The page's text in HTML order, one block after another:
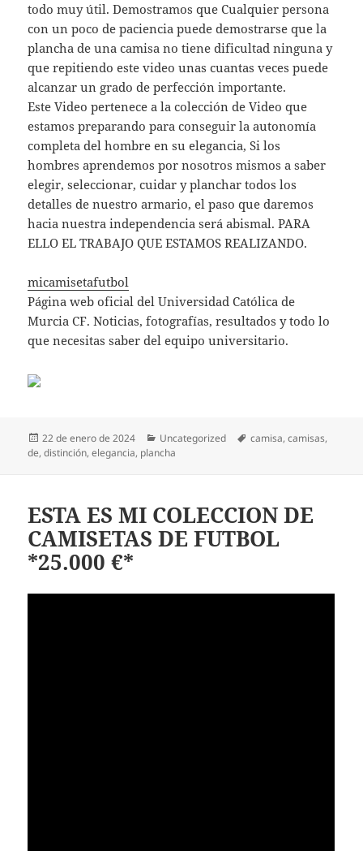
todo muy útil. Demostramos que Cualquier persona
con un poco de paciencia puede demostrarse que la
plancha de una camisa no tiene dificultad ninguna y
que repitiendo este video unas cuantas veces puede
alcanzar un grado de perfección importante.
Este Video pertenece a la colección de Video que
estamos preparando para conseguir la autonomía
completa del hombre en su elegancia, Si los
hombres aprendemos por nosotros mismos a saber
elegir, seleccionar, cuidar y planchar todos los
detalles de nuestro armario, el paso que daremos
hacia nuestra independencia será abismal. PARA
ELLO EL TRABAJO QUE ESTAMOS REALIZANDO.
micamisetafutbol
Página web oficial del Universidad Católica de
Murcia CF. Noticias, fotografías, resultados y todo lo
que necesitas saber del equipo universitario.
Publicado
el
22 de enero de 2024 Categorías
Uncategorized Etiquetas
camisa,camisas,
de,distinción,elegancia, plancha
ESTA ES MI COLECCION DE
CAMISETAS DE FUTBOL
*25.000 €*